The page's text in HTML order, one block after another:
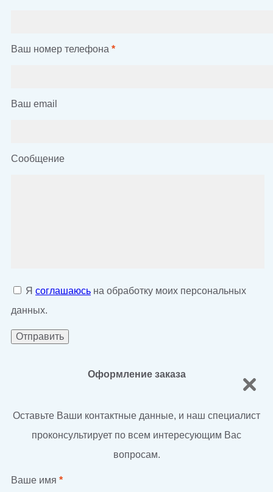
Ваш номер телефона *
Ваш email
Сообщение
Я соглашаюсь на обработку моих персональных
данных.
Оформление заказа
Оставьте Ваши контактные данные, и наш специалист
проконсультирует по всем интересующим Вас
вопросам.
Ваше имя *